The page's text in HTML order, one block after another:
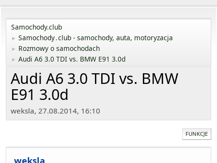
Samochody.club
► Samochody․club - samochody, auta, motoryzacja
► Rozmowy o samochodach
► Audi A6 3.0 TDI vs. BMW E91 3.0d
Audi A6 3.0 TDI vs. BMW
E91 3.0d
weksla, 27.08.2014, 16:10
FUNKCJE